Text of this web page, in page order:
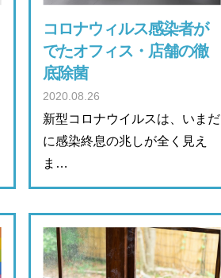
コロナウィルス感染者が
でたオフィス・店舗の徹
底除菌
2020.08.26
新型コロナウイルスは、いまだ
に感染終息の兆しが全く見え
ま…